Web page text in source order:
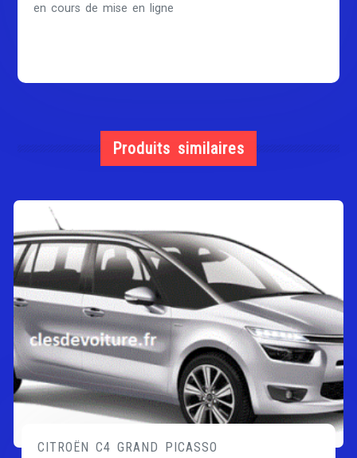
en cours de mise en ligne
Produits similaires
CITROËN C4 GRAND PICASSO